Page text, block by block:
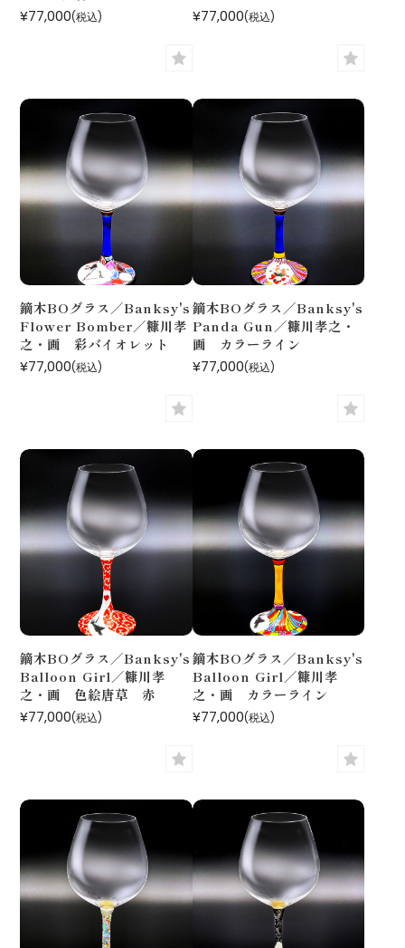
¥77,000(税込)
¥77,000(税込)
鏑木BOグラス／Banksy's
Flower Bomber／糠川孝
之・画 彩バイオレット
¥77,000(税込)
鏑木BOグラス／Banksy's
Panda Gun／糠川孝之・
画 カラーライン
¥77,000(税込)
鏑木BOグラス／Banksy's
Balloon Girl／糠川孝
之・画 色絵唐草 赤
¥77,000(税込)
鏑木BOグラス／Banksy's
Balloon Girl／糠川孝
之・画 カラーライン
¥77,000(税込)